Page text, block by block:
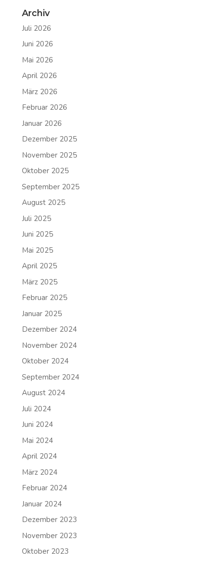
Archiv
Juli 2026
Juni 2026
Mai 2026
April 2026
März 2026
Februar 2026
Januar 2026
Dezember 2025
November 2025
Oktober 2025
September 2025
August 2025
Juli 2025
Juni 2025
Mai 2025
April 2025
März 2025
Februar 2025
Januar 2025
Dezember 2024
November 2024
Oktober 2024
September 2024
August 2024
Juli 2024
Juni 2024
Mai 2024
April 2024
März 2024
Februar 2024
Januar 2024
Dezember 2023
November 2023
Oktober 2023